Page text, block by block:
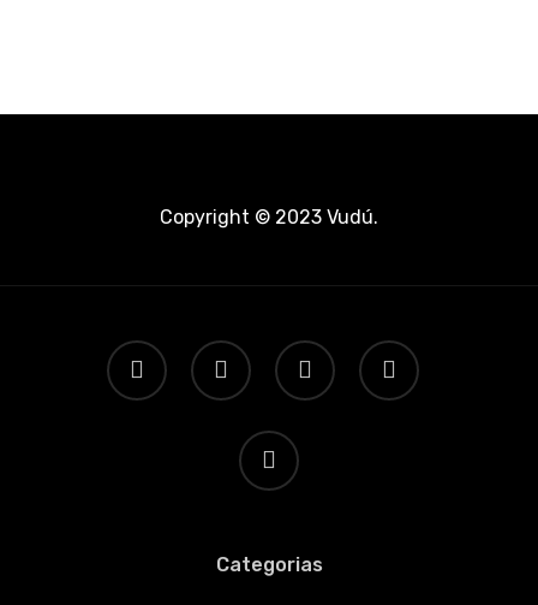
Copyright © 2023 Vudú.
twitter facebook youtube instagram
email
Categorias